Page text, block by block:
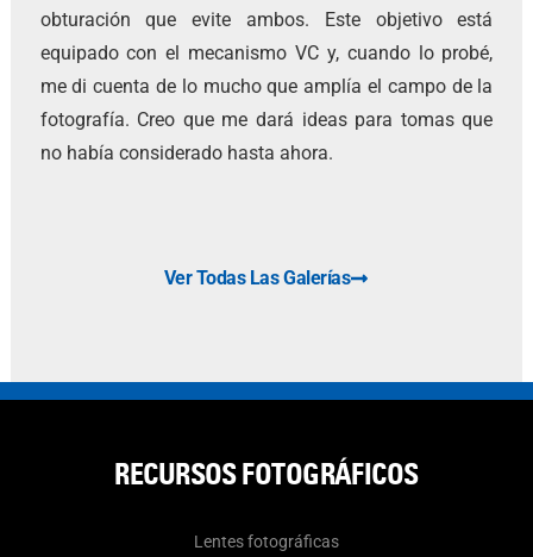
obturación que evite ambos. Este objetivo está
equipado con el mecanismo VC y, cuando lo probé,
me di cuenta de lo mucho que amplía el campo de la
fotografía. Creo que me dará ideas para tomas que
no había considerado hasta ahora.
Ver Todas Las Galerías
RECURSOS FOTOGRÁFICOS
Lentes fotográficas